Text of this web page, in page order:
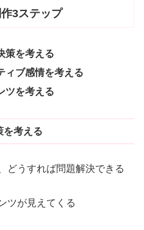
3ステップ
策を考える
ィブ感情を考える
ツを考える
を考える
どうすれば問題解決できる
ツが見えてくる